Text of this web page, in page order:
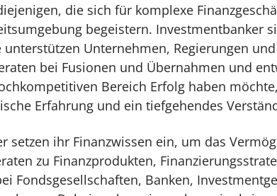
die sich für komplexe
begeistern. Investmentbanker
unterstützen Unternehmen, Regierungen
bei Fusionen und Übernahmen und
Bereich Erfolg haben
Erfahrung und ein tiefgehendes
setzen ihr Finanzwissen ein, um das
zu Finanzprodukten,
Fondsgesellschaften, Banken,